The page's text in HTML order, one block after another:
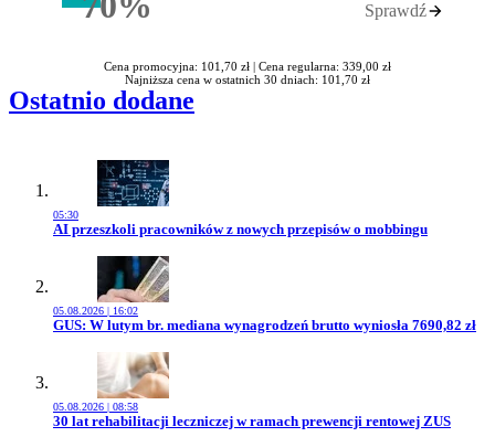
Rabatu Sprawdź
Cena promocyjna: 101,70 zł | Cena regularna: 339,00 zł
Najniższa cena w ostatnich 30 dniach: 101,70 zł
Ostatnio dodane
05:30
Przejdź do artykułu:
AI przeszkoli pracowników z nowych przepisów o mobbingu
05.08.2026 | 16:02
Przejdź do artykułu:
GUS: W lutym br. mediana wynagrodzeń brutto wyniosła 7690,82 zł
05.08.2026 | 08:58
Przejdź do artykułu:
30 lat rehabilitacji leczniczej w ramach prewencji rentowej ZUS